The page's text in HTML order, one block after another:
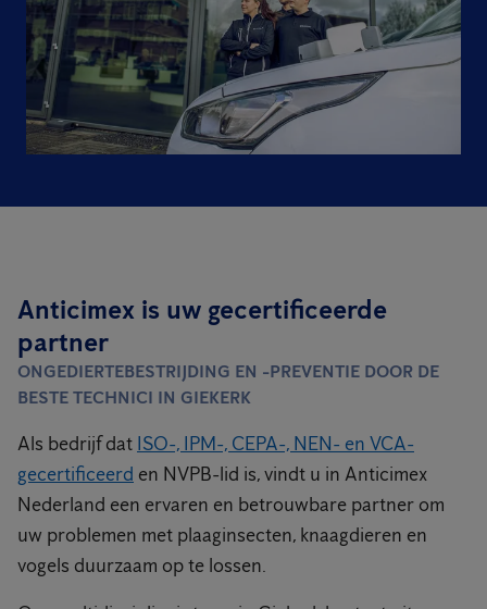
Anticimex is uw gecertificeerde
partner
ONGEDIERTEBESTRIJDING EN -PREVENTIE DOOR DE
BESTE TECHNICI IN GIEKERK
Als bedrijf dat ISO-, IPM-, CEPA-, NEN- en VCA-
gecertificeerd en NVPB-lid is, vindt u in Anticimex
Nederland een ervaren en betrouwbare partner om
uw problemen met plaaginsecten, knaagdieren en
vogels duurzaam op te lossen.